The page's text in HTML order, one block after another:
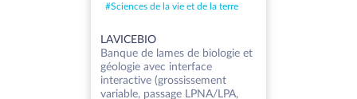
#Sciences de la vie et de la terre
LAVICEBIO
Banque de lames de biologie et
géologie avec interface
interactive (grossissement
variable, passage LPNA/LPA,